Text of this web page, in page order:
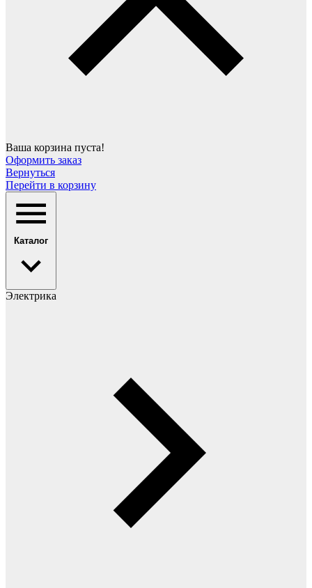
Ваша корзина пуста!
Оформить заказ
Вернуться
Перейти в корзину
Каталог
Электрика